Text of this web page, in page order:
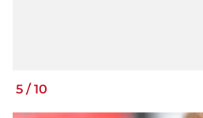
5 /10